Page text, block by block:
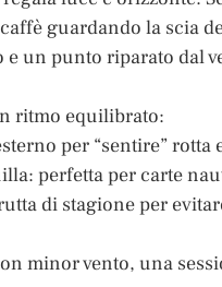
guardando la scia
un punto riparato dal
ritmo equilibrato:
per “sentire” rotta
perfetta per carte
di stagione per
minor vento, una